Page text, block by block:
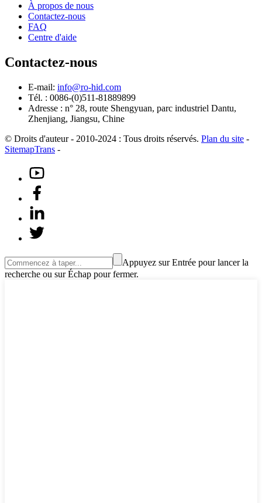
À propos de nous
Contactez-nous
FAQ
Centre d'aide
Contactez-nous
E-mail: info@ro-hid.com
Tél. : 0086-(0)511-81889899
Adresse : n° 28, route Shengyuan, parc industriel Dantu,
Zhenjiang, Jiangsu, Chine
© Droits d'auteur - 2010-2024 : Tous droits réservés. Plan du site -
SitemapTrans -
Appuyez sur Entrée pour lancer la
recherche ou sur Échap pour fermer.